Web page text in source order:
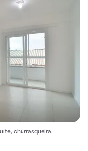
churrasqueira.